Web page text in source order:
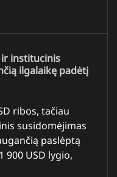
institucinis
ilgalaikę padėtį
ribos, tačiau
susidomėjimas
paslėptą
900 USD lygio,